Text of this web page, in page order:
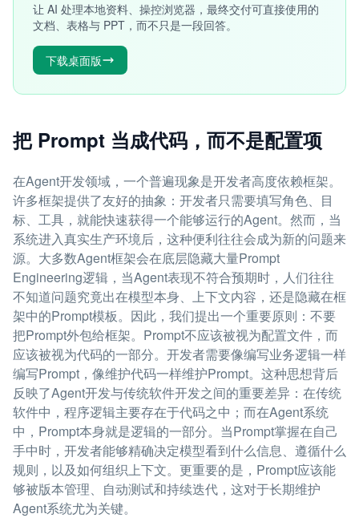
让 AI 处理本地资料、操控浏览器，最终交付可直接使用的
文档、表格与 PPT，而不只是一段回答。
下载桌面版
把 Prompt 当成代码，而不是配置项
在Agent开发领域，一个普遍现象是开发者高度依赖框架。
许多框架提供了友好的抽象：开发者只需要填写角色、目
标、工具，就能快速获得一个能够运行的Agent。然而，当
系统进入真实生产环境后，这种便利往往会成为新的问题来
源。大多数Agent框架会在底层隐藏大量Prompt
Engineering逻辑，当Agent表现不符合预期时，人们往往
不知道问题究竟出在模型本身、上下文内容，还是隐藏在框
架中的Prompt模板。因此，我们提出一个重要原则：不要
把Prompt外包给框架。Prompt不应该被视为配置文件，而
应该被视为代码的一部分。开发者需要像编写业务逻辑一样
编写Prompt，像维护代码一样维护Prompt。这种思想背后
反映了Agent开发与传统软件开发之间的重要差异：在传统
软件中，程序逻辑主要存在于代码之中；而在Agent系统
中，Prompt本身就是逻辑的一部分。当Prompt掌握在自己
手中时，开发者能够精确决定模型看到什么信息、遵循什么
规则，以及如何组织上下文。更重要的是，Prompt应该能
够被版本管理、自动测试和持续迭代，这对于长期维护
Agent系统尤为关键。